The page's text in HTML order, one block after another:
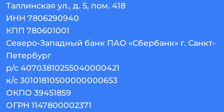
Таллинская ул., д. 5, пом. 418
ИНН 7806290940
КПП 780601001
Северо-Западный банк ПАО «Сбербанк» г. Санкт-
Петербург
р/с 40703810255040000421
к/с 30101810500000000653
ОКПО 39451859
ОГРН 1147800002371